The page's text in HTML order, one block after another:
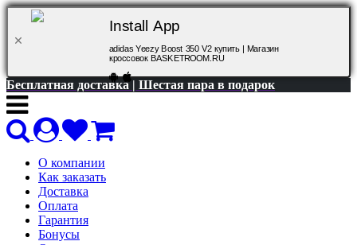
Install App
adidas Yeezy Boost 350 V2 купить | Магазин
кроссовок BASKETROOM.RU
Бесплатная доставка | Шестая пара в подарок
О компании
Как заказать
Доставка
Оплата
Гарантия
Бонусы